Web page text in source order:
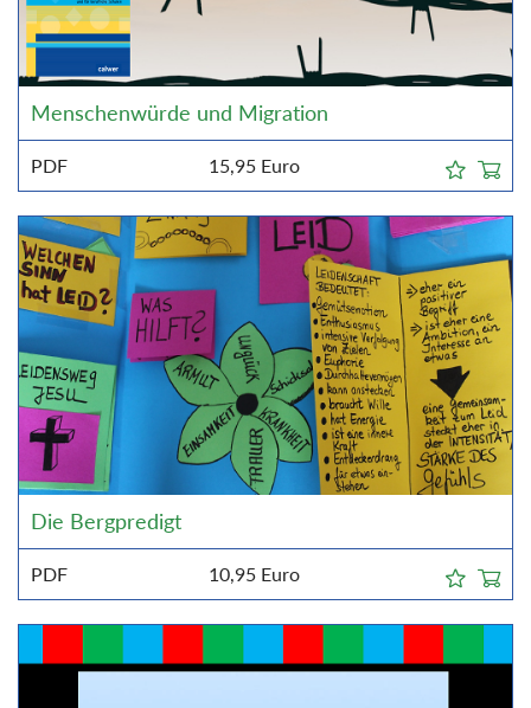
Menschenwürde und Migration
PDF 15,95 Euro
Die Bergpredigt
PDF 10,95 Euro